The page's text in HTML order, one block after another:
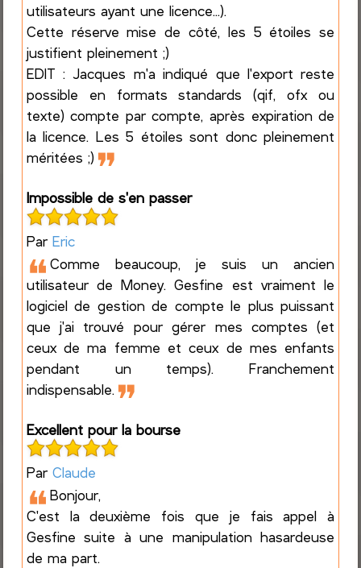
utilisateurs ayant une licence...).
Cette réserve mise de côté, les 5 étoiles se
justifient pleinement ;)
EDIT : Jacques m'a indiqué que l'export reste
possible en formats standards (qif, ofx ou
texte) compte par compte, après expiration de
la licence. Les 5 étoiles sont donc pleinement
méritées ;) ❞
Impossible de s'en passer
Par Eric
❝Comme beaucoup, je suis un ancien
utilisateur de Money. Gesfine est vraiment le
logiciel de gestion de compte le plus puissant
que j'ai trouvé pour gérer mes comptes (et
ceux de ma femme et ceux de mes enfants
pendant un temps). Franchement
indispensable. ❞
Excellent pour la bourse
Par Claude
❝Bonjour,
C'est la deuxième fois que je fais appel à
Gesfine suite à une manipulation hasardeuse
de ma part.